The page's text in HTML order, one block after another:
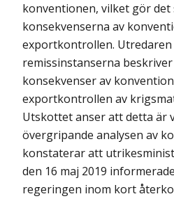
konventionen, vilket gör det
konsekvenserna av
exportkontrollen. Utredaren
remissinstanserna
konsekvenser av
exportkontrollen av
Utskottet anser att detta är
övergripande analysen av
konstaterar att
den 16 maj 2019
regeringen inom kort